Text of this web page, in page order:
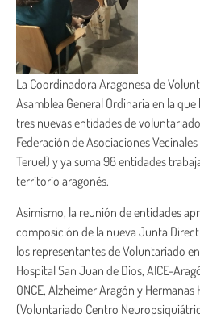
La Coordinadora Aragonesa de
Asamblea General Ordinaria en la
tres nuevas entidades de
Federación de Asociaciones
Teruel) y ya suma 98 entidades
territorio aragonés.
Asimismo, la reunión de entidades
composición de la nueva Junta
los representantes de Voluntariado
Hospital San Juan de Dios, AICE-
ONCE, Alzheimer Aragón y
(Voluntariado Centro